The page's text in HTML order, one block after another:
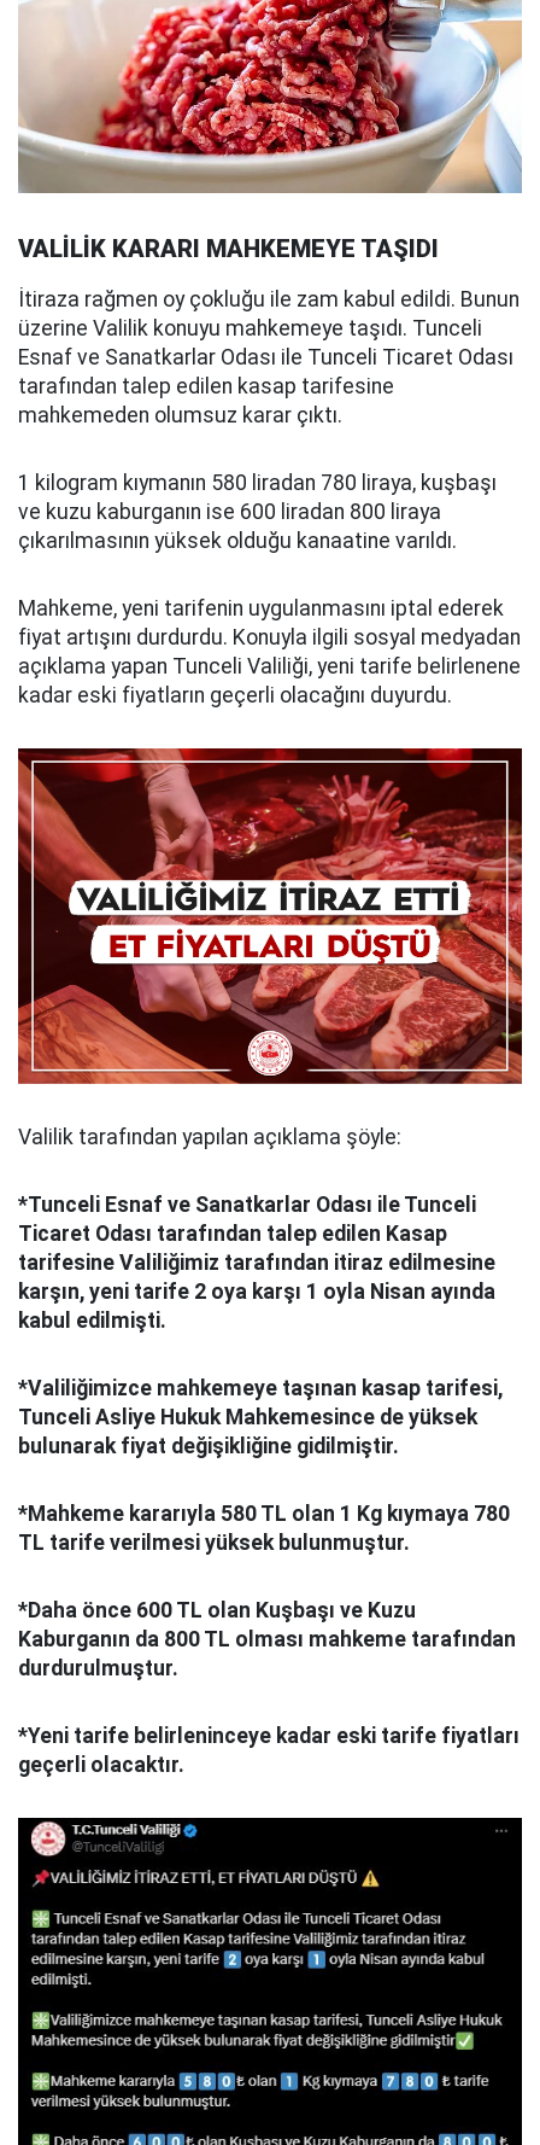
VALİLİK KARARI MAHKEMEYE TAŞIDI
İtiraza rağmen oy çokluğu ile zam kabul edildi. Bunun
üzerine Valilik konuyu mahkemeye taşıdı. Tunceli
Esnaf ve Sanatkarlar Odası ile Tunceli Ticaret Odası
tarafından talep edilen kasap tarifesine
mahkemeden olumsuz karar çıktı.
1 kilogram kıymanın 580 liradan 780 liraya, kuşbaşı
ve kuzu kaburganın ise 600 liradan 800 liraya
çıkarılmasının yüksek olduğu kanaatine varıldı.
Mahkeme, yeni tarifenin uygulanmasını iptal ederek
fiyat artışını durdurdu. Konuyla ilgili sosyal medyadan
açıklama yapan Tunceli Valiliği, yeni tarife belirlenene
kadar eski fiyatların geçerli olacağını duyurdu.
Valilik tarafından yapılan açıklama şöyle:
*Tunceli Esnaf ve Sanatkarlar Odası ile Tunceli
Ticaret Odası tarafından talep edilen Kasap
tarifesine Valiliğimiz tarafından itiraz edilmesine
karşın, yeni tarife 2 oya karşı 1 oyla Nisan ayında
kabul edilmişti.
*Valiliğimizce mahkemeye taşınan kasap tarifesi,
Tunceli Asliye Hukuk Mahkemesince de yüksek
bulunarak fiyat değişikliğine gidilmiştir.
*Mahkeme kararıyla 580 TL olan 1 Kg kıymaya 780
TL tarife verilmesi yüksek bulunmuştur.
*Daha önce 600 TL olan Kuşbaşı ve Kuzu
Kaburganın da 800 TL olması mahkeme tarafından
durdurulmuştur.
*Yeni tarife belirleninceye kadar eski tarife fiyatları
geçerli olacaktır.